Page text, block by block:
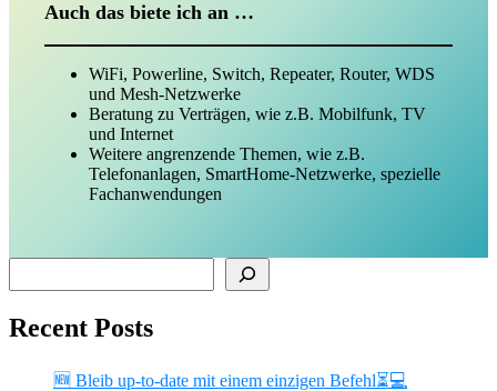
Auch das biete ich an …
WiFi, Powerline, Switch, Repeater, Router, WDS
und Mesh-Netzwerke
Beratung zu Verträgen, wie z.B. Mobilfunk, TV
und Internet
Weitere angrenzende Themen, wie z.B.
Telefonanlagen, SmartHome-Netzwerke, spezielle
Fachanwendungen
Recent Posts
🆕 Bleib up-to-date mit einem einzigen Befehl⏳💻